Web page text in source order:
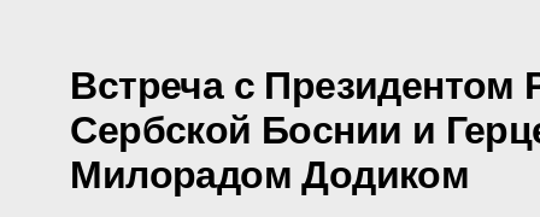
Встреча с Президентом
Сербской Боснии и
Милорадом Додиком